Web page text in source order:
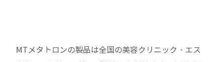
MTメタトロンの製品は全国の美容クリニック・エス